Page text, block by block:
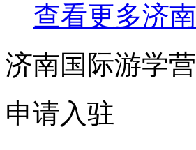
查看更多济南
济南国际游学
申请入驻